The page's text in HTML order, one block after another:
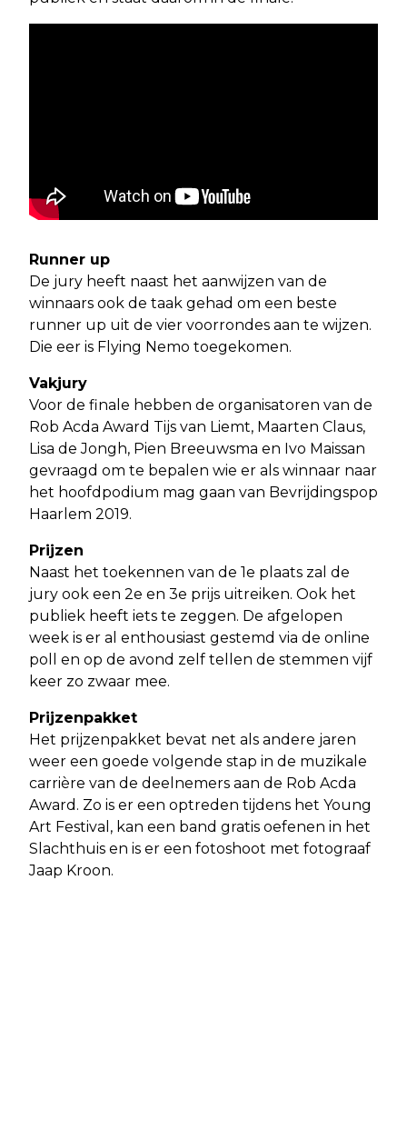
Runner up
De jury heeft naast het aanwijzen van de
winnaars ook de taak gehad om een beste
runner up uit de vier voorrondes aan te wijzen.
Die eer is Flying Nemo toegekomen.
Vakjury
Voor de finale hebben de organisatoren van de
Rob Acda Award Tijs van Liemt, Maarten Claus,
Lisa de Jongh, Pien Breeuwsma en Ivo Maissan
gevraagd om te bepalen wie er als winnaar naar
het hoofdpodium mag gaan van Bevrijdingspop
Haarlem 2019.
Prijzen
Naast het toekennen van de 1e plaats zal de
jury ook een 2e en 3e prijs uitreiken. Ook het
publiek heeft iets te zeggen. De afgelopen
week is er al enthousiast gestemd via de online
poll en op de avond zelf tellen de stemmen vijf
keer zo zwaar mee.
Prijzenpakket
Het prijzenpakket bevat net als andere jaren
weer een goede volgende stap in de muzikale
carrière van de deelnemers aan de Rob Acda
Award. Zo is er een optreden tijdens het Young
Art Festival, kan een band gratis oefenen in het
Slachthuis en is er een fotoshoot met fotograaf
Jaap Kroon.